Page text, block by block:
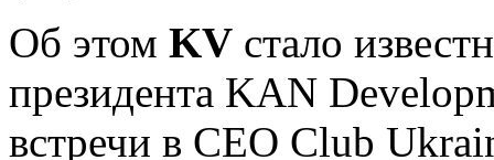
Об этом KV стало
президента KAN
встречи в CEO Club